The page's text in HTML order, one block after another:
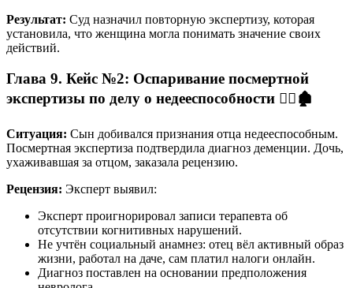
Результат: Суд назначил повторную экспертизу, которая
установила, что женщина могла понимать значение своих
действий.
Глава 9. Кейс №2: Оспаривание посмертной
экспертизы по делу о недееспособности 👨‍⚖️🏚️
Ситуация: Сын добивался признания отца недееспособным.
Посмертная экспертиза подтвердила диагноз деменции. Дочь,
ухаживавшая за отцом, заказала рецензию.
Рецензия: Эксперт выявил:
Эксперт проигнорировал записи терапевта об
отсутствии когнитивных нарушений.
Не учтён социальный анамнез: отец вёл активный образ
жизни, работал на даче, сам платил налоги онлайн.
Диагноз поставлен на основании предположения